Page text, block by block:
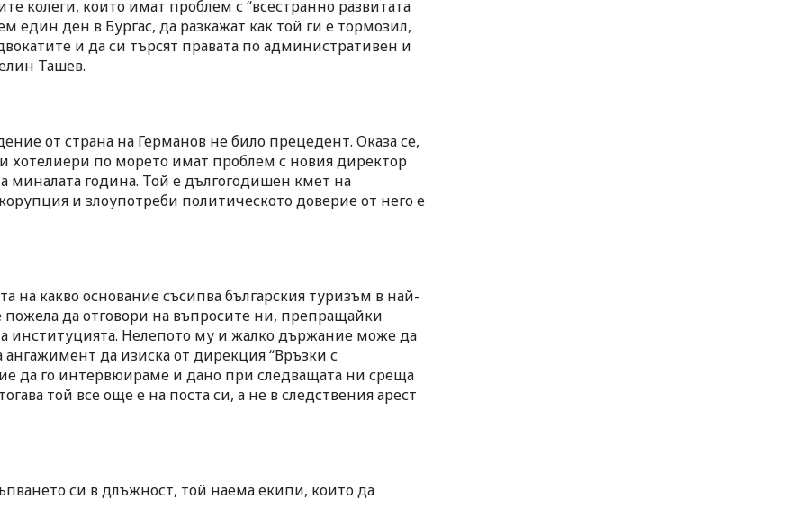
колеги, които имат проблем с “всестранно развитата
един ден в Бургас, да разкажат как той ги е тормозил,
и да си търсят правата по административен и
Ташев.
от страна на Германов не било прецедент. Оказа се,
хотелиери по морето имат проблем с новия директор
миналата година. Той е дългогодишен кмет на
и злоупотреби политическото доверие от него е
на какво основание съсипва българския туризъм в най-
пожела да отговори на въпросите ни, препращайки
институцията. Нелепото му и жалко държание може да
да изиска от дирекция “Връзки с
да го интервюираме и дано при следващата ни среща
той все още е на поста си, а не в следствения арест
си в длъжност, той наема екипи, които да